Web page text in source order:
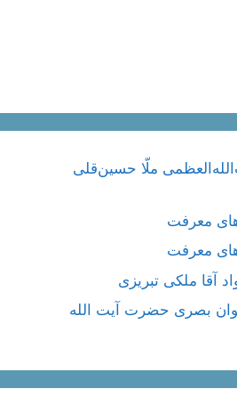
ملّا حسین‌قلی
معرفت
معرفت
آقا ملکی تبریزی
بصری حضرت آیت الله